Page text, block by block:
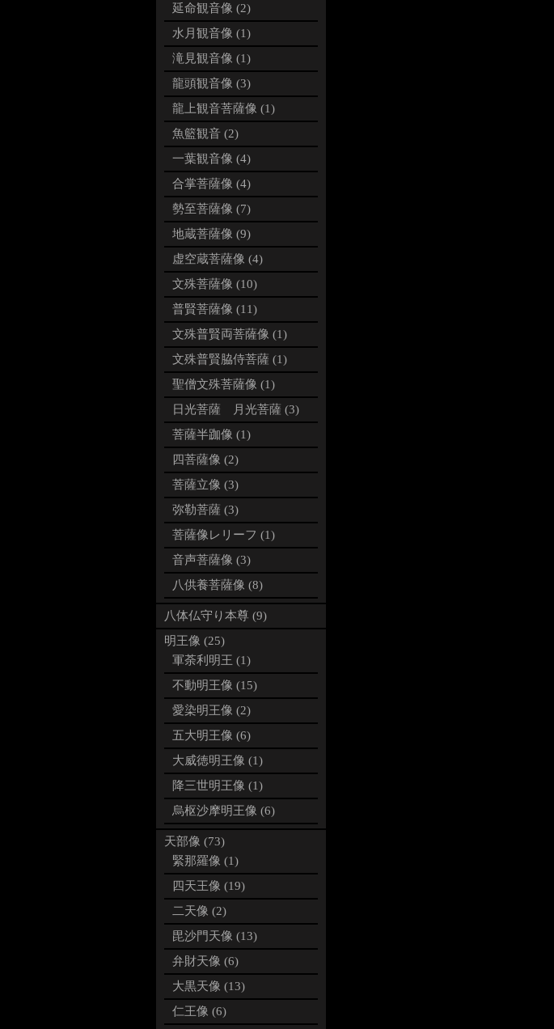
延命観音像 (2)
水月観音像 (1)
滝見観音像 (1)
龍頭観音像 (3)
龍上観音菩薩像 (1)
魚籃観音 (2)
一葉観音像 (4)
合掌菩薩像 (4)
勢至菩薩像 (7)
地蔵菩薩像 (9)
虚空蔵菩薩像 (4)
文殊菩薩像 (10)
普賢菩薩像 (11)
文殊普賢両菩薩像 (1)
文殊普賢脇侍菩薩 (1)
聖僧文殊菩薩像 (1)
日光菩薩 月光菩薩 (3)
菩薩半跏像 (1)
四菩薩像 (2)
菩薩立像 (3)
弥勒菩薩 (3)
菩薩像レリーフ (1)
音声菩薩像 (3)
八供養菩薩像 (8)
八体仏守り本尊 (9)
明王像 (25)
軍荼利明王 (1)
不動明王像 (15)
愛染明王像 (2)
五大明王像 (6)
大威徳明王像 (1)
降三世明王像 (1)
烏枢沙摩明王像 (6)
天部像 (73)
緊那羅像 (1)
四天王像 (19)
二天像 (2)
毘沙門天像 (13)
弁財天像 (6)
大黒天像 (13)
仁王像 (6)